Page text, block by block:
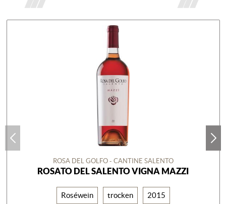
ROSA DEL GOLFO - CANTINE SALENTO
ROSATO DEL SALENTO VIGNA MAZZI
Roséwein trocken 2015